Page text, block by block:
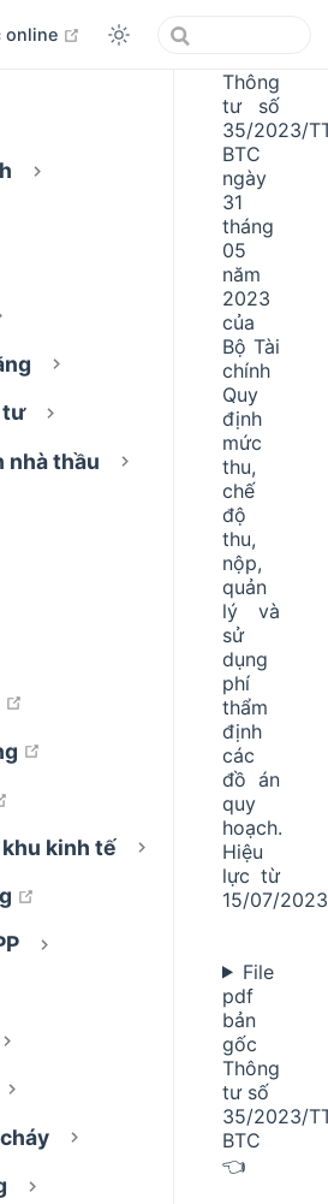
new window
online open in new window
tư
nhà thầu
open in new window
open in new window
kinh tế
open in new window
Thông
tư số
35/2023/
BTC
ngày
31
tháng
05
năm
2023
của
Bộ Tài
chính
Quy
định
mức
thu,
chế
độ
thu,
nộp,
quản
lý và
sử
dụng
phí
thẩm
định
các
đồ án
quy
hoạch.
Hiệu
lực từ
15/07/2023
File
pdf
bản
gốc
Thông
tư số
35/2023/
BTC
👈